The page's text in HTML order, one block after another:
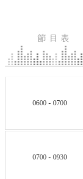
0600 - 0700
0700 - 0930